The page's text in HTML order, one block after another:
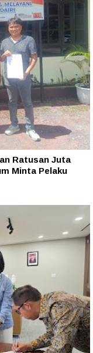
Ratusan Juta
Minta Pelaku